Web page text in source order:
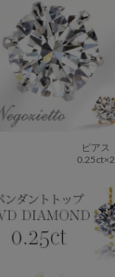
ピアス
0.25ct×2